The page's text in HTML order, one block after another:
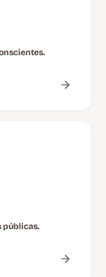
públicas.